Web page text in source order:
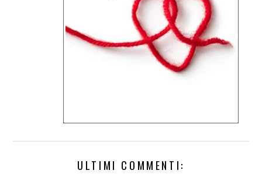
ULTIMI COMMENTI: